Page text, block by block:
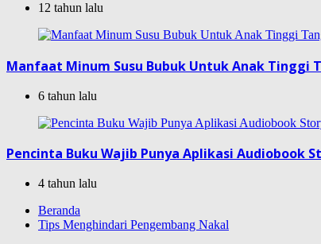
12 tahun lalu
Manfaat Minum Susu Bubuk Untuk Anak Tinggi
6 tahun lalu
Pencinta Buku Wajib Punya Aplikasi Audiobook
4 tahun lalu
Beranda
Tips Menghindari Pengembang Nakal